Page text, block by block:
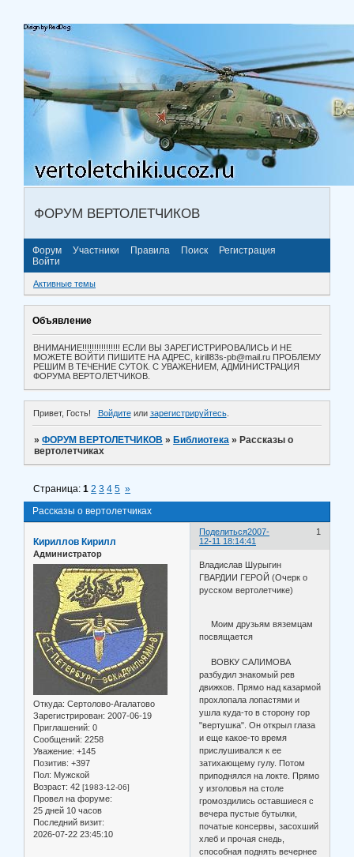
ФОРУМ ВЕРТОЛЕТЧИКОВ
Форум Участники Правила Поиск
Регистрация
Войти
Активные темы
Объявление
ВНИМАНИЕ!!!!!!!!!!!!!!!! ЕСЛИ ВЫ ЗАРЕГИСТРИРОВАЛИСЬ И НЕ
МОЖЕТЕ ВОЙТИ ПИШИТЕ НА АДРЕС, kirill83s-pb@mail.ru ПРОБЛЕМУ
РЕШИМ В ТЕЧЕНИЕ СУТОК. С УВАЖЕНИЕМ, АДМИНИСТРАЦИЯ
ФОРУМА ВЕРТОЛЕТЧИКОВ.
Привет, Гость! Войдитеили зарегистрируйтесь.
»ФОРУМ ВЕРТОЛЕТЧИКОВ » Библиотека » Рассказы о
вертолетчиках
Рассказы о вертолетчиках
Страница:1 2 3 4 5 »
Поделиться 1
2007-
12-11 18:14:41
Кириллов Кирилл
Администратор
Откуда: Сертолово-Агалатово
Зарегистрирован: 2007-06-19
Приглашений: 0
Сообщений: 2258
Уважение: +145
Позитив: +397
Пол: Мужской
Возраст: 42 [1983-12-06]
Провел на форуме:
25 дней 10 часов
Последний визит:
2026-07-22 23:45:10
Владислав Шурыгин
ГВАРДИИ ГЕРОЙ (Очерк о
русском вертолетчике)
Моим друзьям вяземцам
посвящается
ВОВКУ САЛИМОВА
разбудил знакомый рев
движков. Прямо над казармой
прохлопала лопастями и
ушла куда-то в сторону гор
"вертушка". Он открыл глаза
и еще какое-то время
прислушивался к ее
затихающему гулу. Потом
приподнялся на локте. Прямо
у изголовья на столе
громоздились оставшиеся с
вечера пустые бутылки,
початые консервы, засохший
хлеб и прочая снедь,
способная поднять вечернее